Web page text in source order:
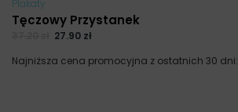
Plakaty
Tęczowy Przystanek
27.90 zł
Najniższa cena promocyjna z ostatnich 30 dni: